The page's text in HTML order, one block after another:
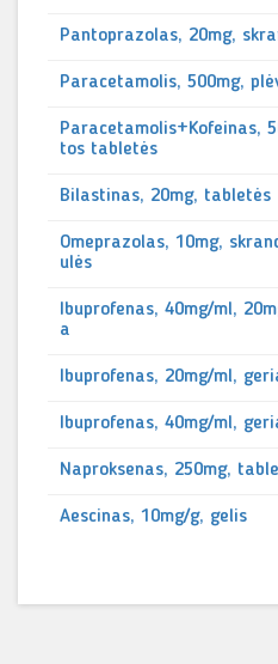
Pantoprazolas, 20mg,
Paracetamolis, 500mg,
Paracetamolis+Kofeinas,
tos tabletės
Bilastinas, 20mg, tabletės
Omeprazolas, 10mg,
ulės
Ibuprofenas, 40mg/ml,
a
Ibuprofenas, 20mg/ml,
Ibuprofenas, 40mg/ml,
Naproksenas, 250mg,
Aescinas, 10mg/g, gelis